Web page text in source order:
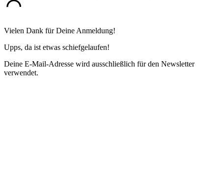
Vielen Dank für Deine Anmeldung!
Upps, da ist etwas schiefgelaufen!
Deine E-Mail-Adresse wird ausschließlich für den Newsletter
verwendet.